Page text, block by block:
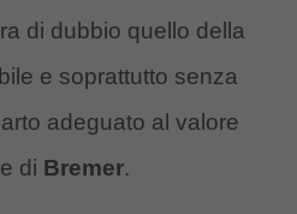
di dubbio quello della
e soprattutto senza
adeguato al valore
di Bremer.